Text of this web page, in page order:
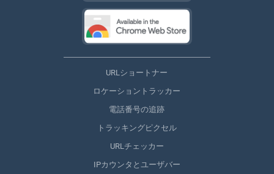
URLショートナー
ロケーショントラッカー
電話番号の追跡
トラッキングピクセル
URLチェッカー
IPカウンタとユーザバー